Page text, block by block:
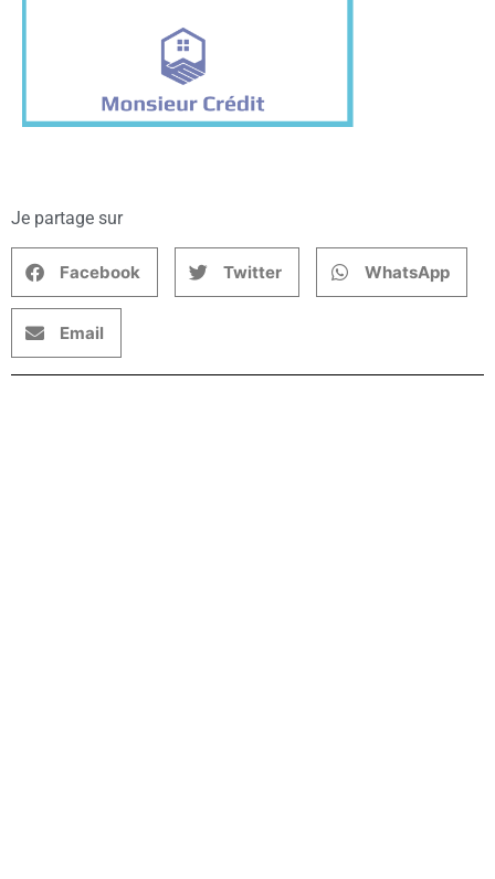
Je partage sur
Facebook Twitter WhatsApp
Email